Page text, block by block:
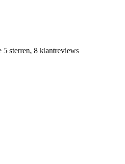
5 sterren, 8 klantreviews